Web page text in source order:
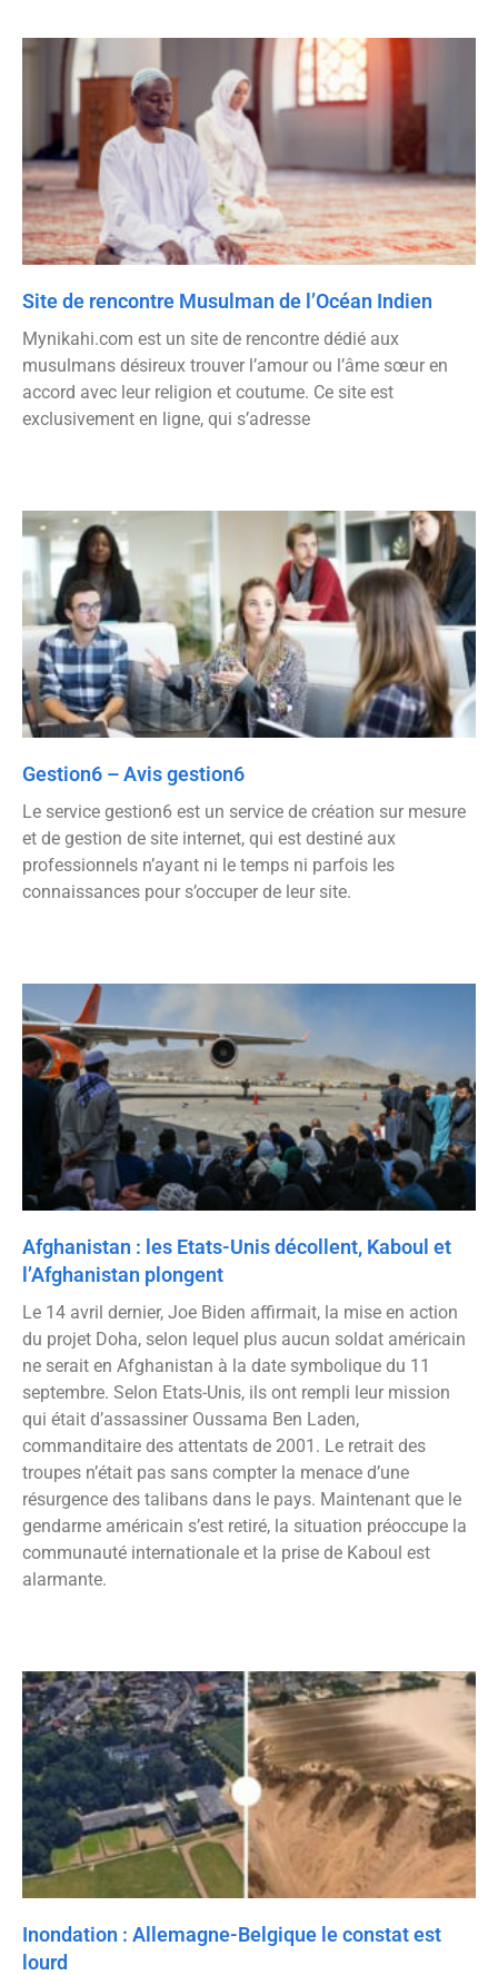
Site de rencontre Musulman de l’Océan Indien
Mynikahi.com est un site de rencontre dédié aux
musulmans désireux trouver l’amour ou l’âme sœur en
accord avec leur religion et coutume. Ce site est
exclusivement en ligne, qui s’adresse
Gestion6 – Avis gestion6
Le service gestion6 est un service de création sur mesure
et de gestion de site internet, qui est destiné aux
professionnels n’ayant ni le temps ni parfois les
connaissances pour s’occuper de leur site.
Afghanistan : les Etats-Unis décollent, Kaboul et
l’Afghanistan plongent
Le 14 avril dernier, Joe Biden affirmait, la mise en action
du projet Doha, selon lequel plus aucun soldat américain
ne serait en Afghanistan à la date symbolique du 11
septembre. Selon Etats-Unis, ils ont rempli leur mission
qui était d’assassiner Oussama Ben Laden,
commanditaire des attentats de 2001. Le retrait des
troupes n’était pas sans compter la menace d’une
résurgence des talibans dans le pays. Maintenant que le
gendarme américain s’est retiré, la situation préoccupe la
communauté internationale et la prise de Kaboul est
alarmante.
Inondation : Allemagne-Belgique le constat est
lourd